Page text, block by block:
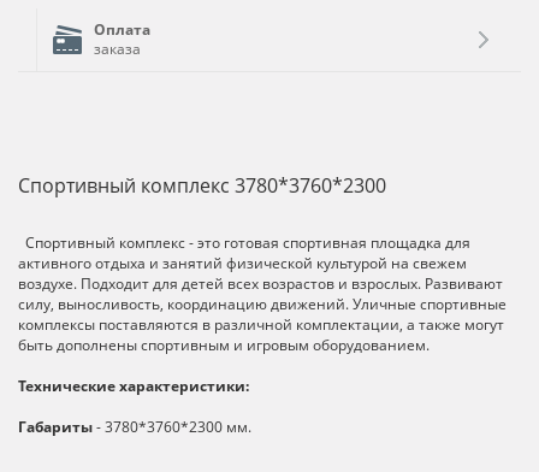
Оплата
заказа
Спортивный комплекс 3780*3760*2300
Спортивный комплекс - это готовая спортивная площадка для
активного отдыха и занятий физической культурой на свежем
воздухе. Подходит для детей всех возрастов и взрослых. Развивают
силу, выносливость, координацию движений. Уличные спортивные
комплексы поставляются в различной комплектации, а также могут
быть дополнены спортивным и игровым оборудованием.
Технические характеристики:
Габариты- 3780*3760*2300 мм.